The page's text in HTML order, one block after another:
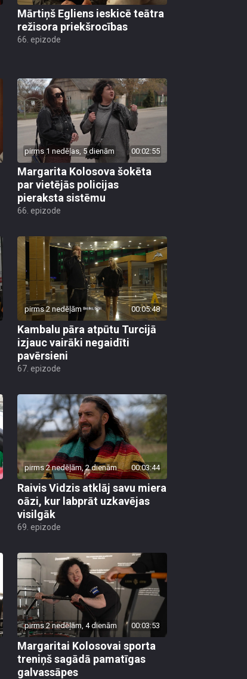
Mārtiņš Egliens ieskicē teātra
režisora priekšrocības
66. epizode
pirms 1 nedēļas, 5 dienām 00:02:55
Margarita Kolosova šokēta
par vietējās policijas
pieraksta sistēmu
66. epizode
pirms 2 nedēļām 00:05:48
Kambalu pāra atpūtu Turcijā
izjauc vairāki negaidīti
pavērsieni
67. epizode
pirms 2 nedēļām, 2 dienām 00:03:44
Raivis Vidzis atklāj savu miera
oāzi, kur labprāt uzkavējas
visilgāk
69. epizode
pirms 2 nedēļām, 4 dienām 00:03:53
Margaritai Kolosovai sporta
treniņš sagādā pamatīgas
galvassāpes